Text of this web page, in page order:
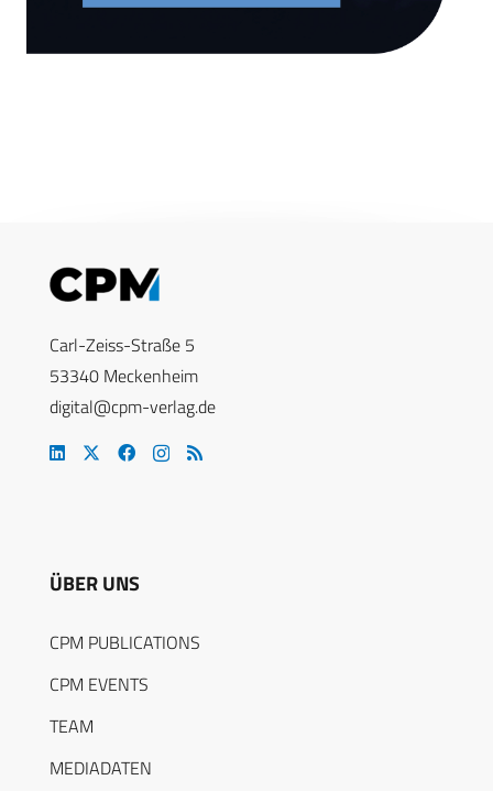
Carl-Zeiss-Straße 5
53340 Meckenheim
digital@cpm-verlag.de
ÜBER UNS
CPM PUBLICATIONS
CPM EVENTS
TEAM
MEDIADATEN